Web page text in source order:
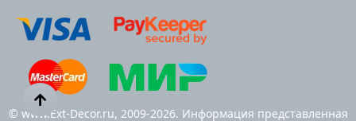
© www.Ext-Decor.ru, 2009-2026. Информация представленная